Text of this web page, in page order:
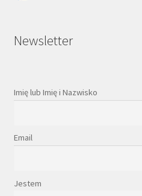
Newsletter
Imię lub Imię i Nazwisko
Email
Jestem